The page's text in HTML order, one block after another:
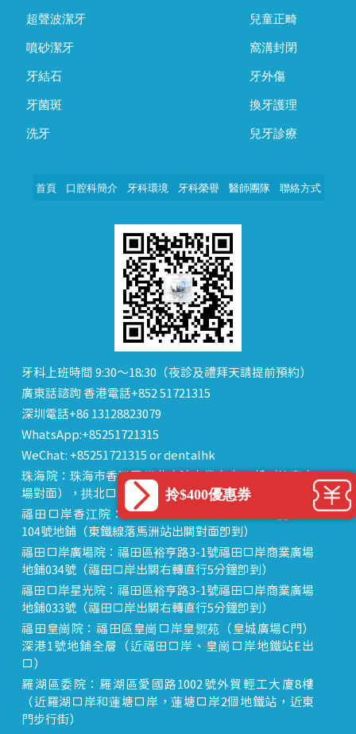
超聲波潔牙
噴砂潔牙
牙結石
牙菌斑
洗牙
兒童正畸
窩溝封閉
牙外傷
換牙護理
兒牙診療
首頁 口腔科簡介 牙科環境 牙科榮譽 醫師團隊 聯絡方式
牙科上班時間 9:30～18:30（夜診及禮拜天請提前預約）
廣東話諮詢 香港電話+852 51721315
深圳電話+86 13128823079
WhatsApp:+85251721315
WeChat: +85251721315 or dentalhk
珠海院：珠海市香洲區 拱北中建商業大廈 15樓（迎賓廣
場對面），拱北口岸步行8分鐘直達
福田口岸香江院：福田區福田口岸正對面，海悅華城
104號地鋪（東鐵線落馬洲站出關對面即到）
福田口岸廣場院：福田區裕亨路3-1號福田口岸商業廣場
地鋪034號（福田口岸出關右轉直行5分鐘即到）
福田口岸星光院：福田區裕亨路3-1號福田口岸商業廣場
地鋪033號（福田口岸出關右轉直行5分鐘即到）
福田皇崗院：福田區皇崗口岸皇禦苑（皇城廣場C門）
深港1號地鋪全層（近福田口岸、皇崗口岸地鐵站E出
口）
羅湖區委院：羅湖區愛國路1002號外貿輕工大廈8樓
（近羅湖口岸和蓮塘口岸，蓮塘口岸2個地鐵站，近東
門步行街）
拎$400優惠券